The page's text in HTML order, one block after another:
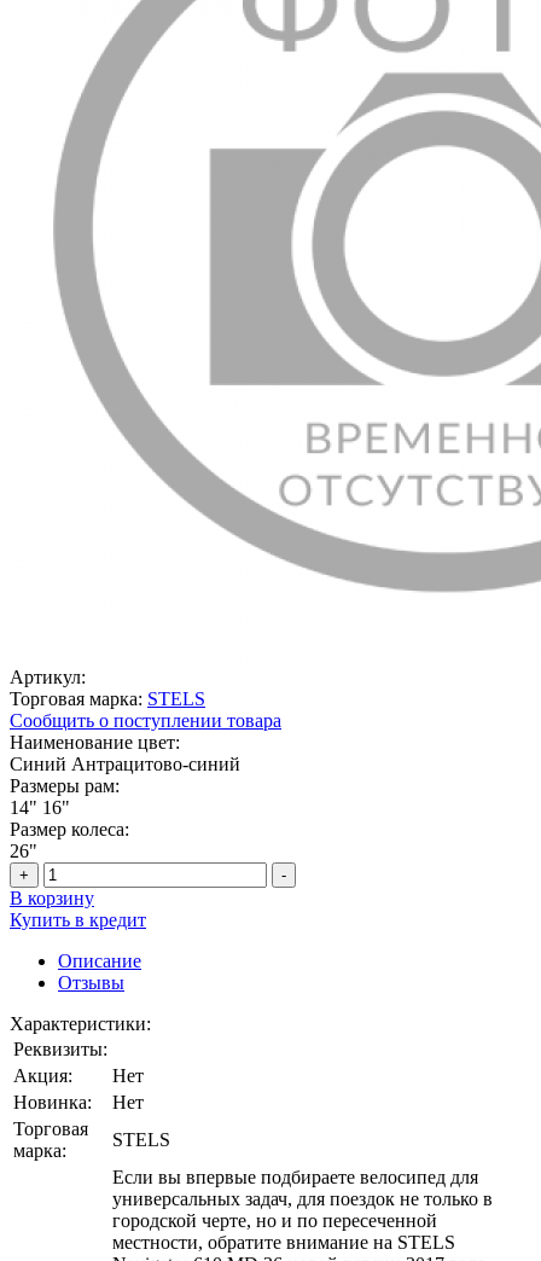
Артикул:
Торговая марка: STELS
Сообщить о поступлении товара
Наименование цвет:
Синий Антрацитово-синий
Размеры рам:
14" 16"
Размер колеса:
26"
+ -
В корзину
Купить в кредит
Описание
Отзывы
Характеристики:
Реквизиты:
Акция:
Нет
Новинка:
Нет
Торговая
марка:
STELS
Если вы впервые подбираете велосипед для
универсальных задач, для поездок не только в
городской черте, но и по пересеченной
местности, обратите внимание на STELS